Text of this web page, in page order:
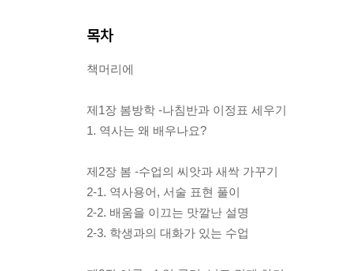
목차
책머리에
제1장 봄방학 -나침반과 이정표 세우기
1. 역사는 왜 배우나요?
제2장 봄 -수업의 씨앗과 새싹 가꾸기
2-1. 역사용어, 서술 표현 풀이
2-2. 배움을 이끄는 맛깔난 설명
2-3. 학생과의 대화가 있는 수업